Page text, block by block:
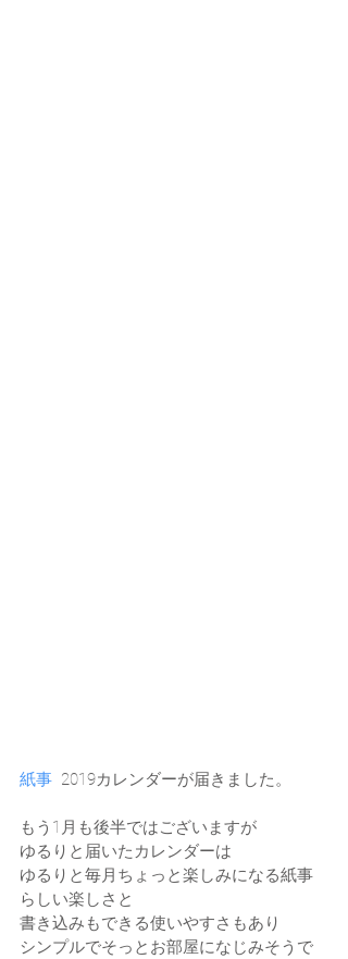
紙事
  2019カレンダーが届きました。
もう1月も後半ではございますが
ゆるりと届いたカレンダーは
ゆるりと毎月ちょっと楽しみになる紙事
らしい楽しさと
書き込みもできる使いやすさもあり
シンプルでそっとお部屋になじみそうで